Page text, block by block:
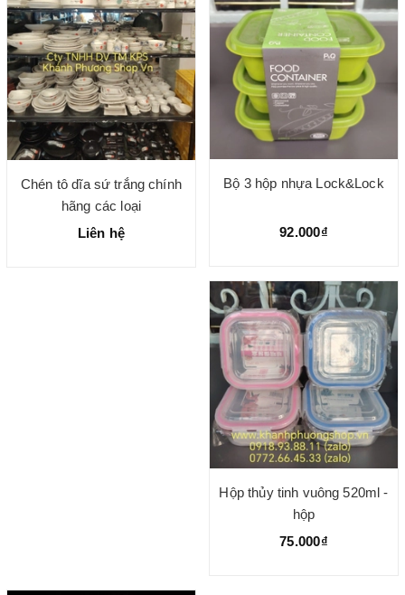
Chén tô dĩa sứ trắng chính
hãng các loại
Liên hệ
Bộ 3 hộp nhựa Lock&Lock
92.000₫
Hộp thủy tinh vuông 520ml -
hộp
75.000₫